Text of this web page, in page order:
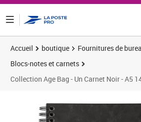
Accueil boutique Fournitures de
Blocs-notes et carnets
Collection Age Bag - Un Carnet Noir - A5